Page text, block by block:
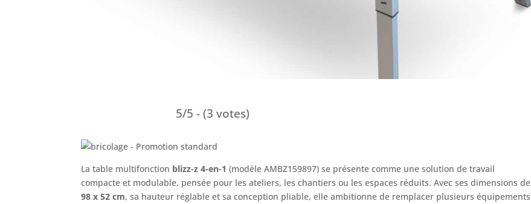
5/5 - (3 votes)
La table multifonction blizz-z 4-en-1 (modèle AMBZ159897) se présente comme une solution de travail
compacte et modulable, pensée pour les ateliers, les chantiers ou les espaces réduits. Avec ses dimensions de
98 x 52 cm, sa hauteur réglable et sa conception pliable, elle ambitionne de remplacer plusieurs équipements